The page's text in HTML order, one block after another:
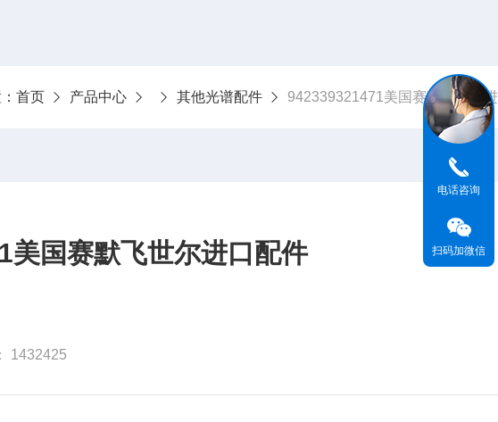
首页 产品中心 其他光谱配件 942339321471美国赛默飞世尔
美国赛默飞世尔进口配件
核心参数 规格： 1个 货号： 1432425
电话咨询
扫码加微信